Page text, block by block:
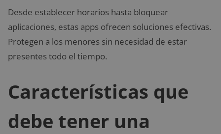
Desde establecer horarios hasta bloquear
aplicaciones, estas apps ofrecen soluciones efectivas.
Protegen a los menores sin necesidad de estar
presentes todo el tiempo.
Características que
debe tener una